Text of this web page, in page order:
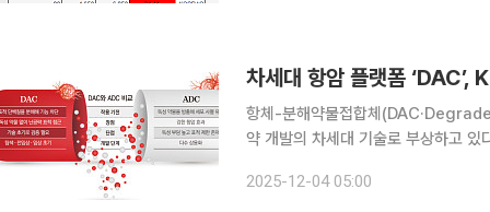
차세대 항암 플랫폼 ‘DAC’,
항체-분해약물접합체
약 개발의 차세대 기술로 부상하고
분해 유도체(PROTAC)를 결합해 세
2025-12-04 05:00